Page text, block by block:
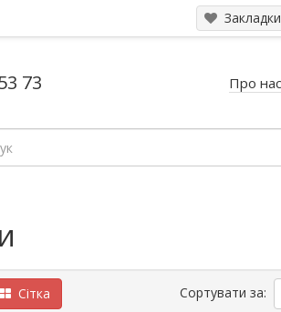
Закладки
73 Про нас
Сітка Сортувати за: